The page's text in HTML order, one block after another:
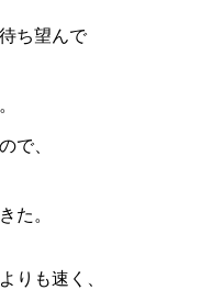
ち望んで
で、
た。
りも速く、